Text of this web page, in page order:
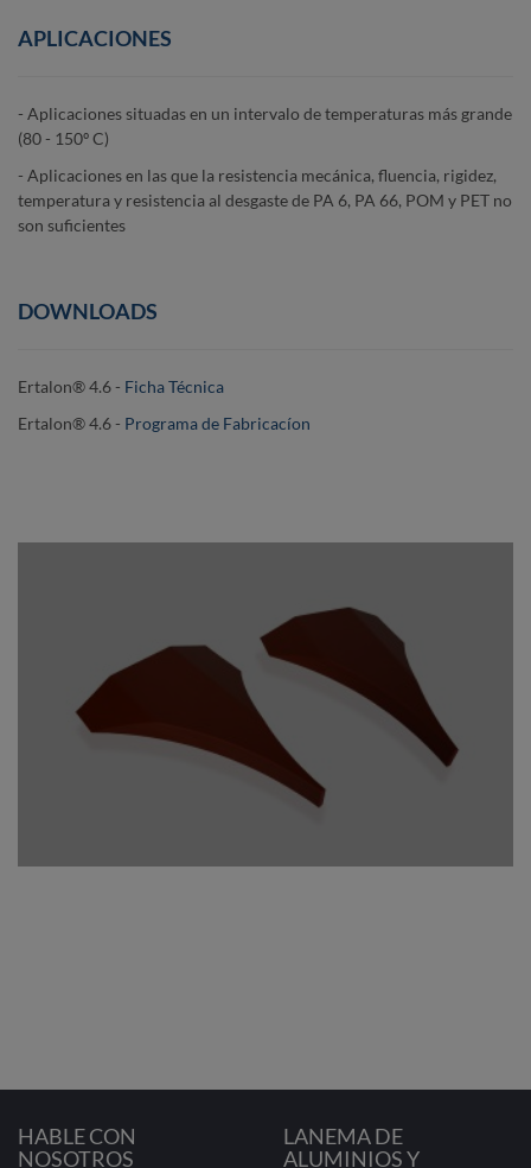
APLICACIONES
- Aplicaciones situadas en un intervalo de temperaturas más grande
(80 - 150º C)
- Aplicaciones en las que la resistencia mecánica, fluencia, rigidez,
temperatura y resistencia al desgaste de PA 6, PA 66, POM y PET no
son suficientes
DOWNLOADS
Ertalon® 4.6 - Ficha Técnica
Ertalon® 4.6 - Programa de Fabricacíon
HABLE CON
NOSOTROS
LANEMA DE
ALUMINIOS Y